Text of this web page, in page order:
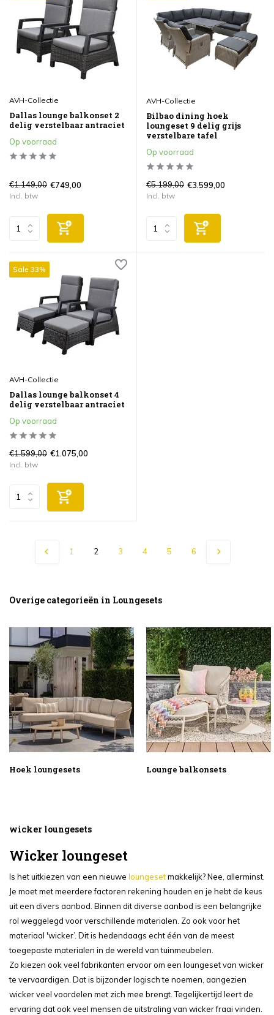
AVH-Collectie
Dallas lounge balkonset 2
delig verstelbaar antraciet
Op voorraad
€1.149,00 €749,00
Incl. btw
AVH-Collectie
Bilbao dining hoek
loungeset 9 delig grijs
verstelbare tafel
Op voorraad
€5.199,00 €3.599,00
Incl. btw
Sale 33%
AVH-Collectie
Dallas lounge balkonset 4
delig verstelbaar antraciet
Op voorraad
€1.599,00 €1.075,00
Incl. btw
1 2 3 4 5 6
Overige categorieën in Loungesets
Hoek loungesets Lounge balkonsets
wicker loungesets
Wicker loungeset
Is het uitkiezen van een nieuwe loungesetmakkelijk? Nee, allerminst.
Je moet met meerdere factoren rekening houden en je hebt de keus
uit een divers aanbod. Binnen dit diverse aanbod is een belangrijke
rol weggelegd voor verschillende materialen. Zo ook voor het
materiaal 'wicker’. Dit is hedendaags echt één van de meest
toegepaste materialen in de wereld van tuinmeubelen.
Zo kiezen ook veel fabrikanten ervoor om een loungeset van wicker
te vervaardigen. Dat is bijzonder logisch te noemen, aangezien
wicker veel voordelen met zich mee brengt. Tegelijkertijd leert de
ervaring dat ook veel mensen de uitstraling van wicker fraai vinden.